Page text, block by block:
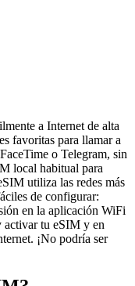
a Internet de alta
favoritas para llamar a
o Telegram, sin
local habitual para
utiliza las redes más
de configurar:
en la aplicación WiFi
activar tu eSIM y en
¡No podría ser